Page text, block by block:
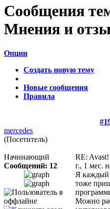
Сообщения
Мнения и
Опции
Создать новую тему
Новые сообщения
Правила
mercedes
(Посетитель)
Начинающий
Сообщений: 12
RE:
г., 1 мес.
Я каждый
тоже
Можно